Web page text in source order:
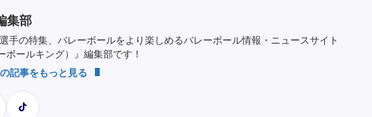
集部
手の特集、バレーボールをより楽しめるバレーボール情報・ニュースサイト
ボールキング）』編集部です！
記事をもっと見る